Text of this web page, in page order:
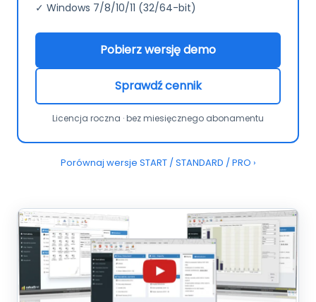
✓ Windows 7/8/10/11 (32/64-bit)
Pobierz wersję demo
Sprawdź cennik
Licencja roczna · bez miesięcznego abonamentu
Porównaj wersje START / STANDARD / PRO ›